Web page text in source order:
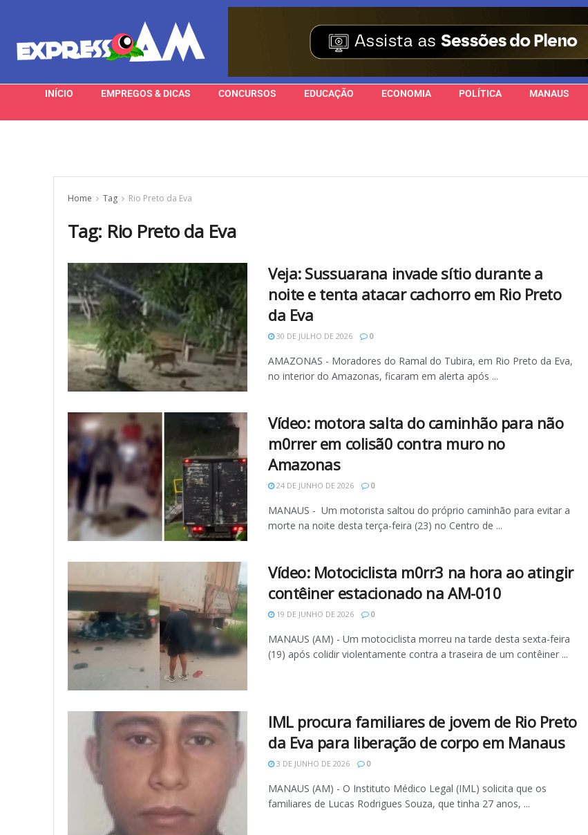
INÍCIO EMPREGOS & DICAS CONCURSOS EDUCAÇÃO ECONOMIA POLÍTICA MANAUS
Home Tag Rio Preto da Eva
Tag: Rio Preto da Eva
Veja: Sussuarana invade sítio durante a
noite e tenta atacar cachorro em Rio Preto
da Eva
30 DE JULHO DE 2026 0
AMAZONAS - Moradores do Ramal do Tubira, em Rio Preto da Eva,
no interior do Amazonas, ficaram em alerta após ...
Vídeo: motora salta do caminhão para não
m0rrer em colisã0 contra muro no
Amazonas
24 DE JUNHO DE 2026 0
MANAUS - Um motorista saltou do próprio caminhão para evitar a
morte na noite desta terça-feira (23) no Centro de ...
Vídeo: Motociclista m0rr3 na hora ao atingir
contêiner estacionado na AM-010
19 DE JUNHO DE 2026 0
MANAUS (AM) - Um motociclista morreu na tarde desta sexta-feira
(19) após colidir violentamente contra a traseira de um contêiner ...
IML procura familiares de jovem de Rio Preto
da Eva para liberação de corpo em Manaus
3 DE JUNHO DE 2026 0
MANAUS (AM) - O Instituto Médico Legal (IML) solicita que os
familiares de Lucas Rodrigues Souza, que tinha 27 anos, ...